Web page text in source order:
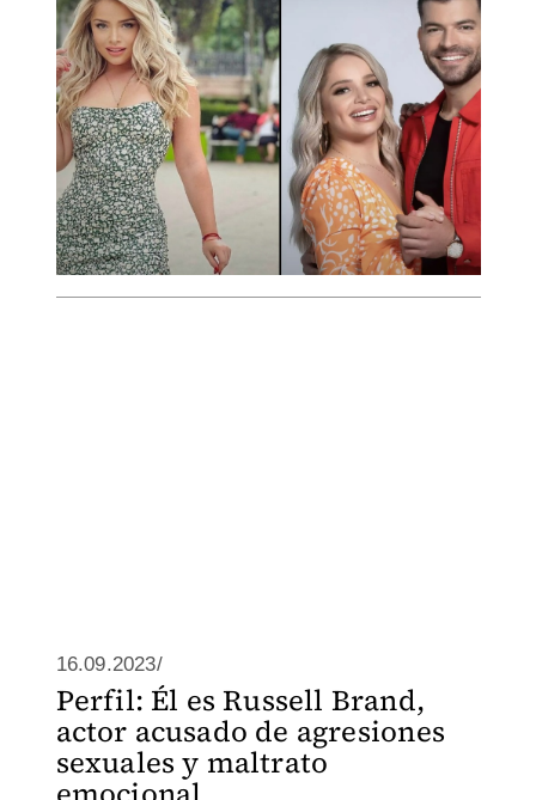
16.09.2023/
Perfil: Él es Russell Brand,
actor acusado de agresiones
sexuales y maltrato